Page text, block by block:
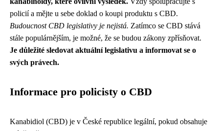
policií a mějte u sebe doklad o koupi produktu s CBD.
Budoucnost CBD legislativy je nejistá. Zatímco se CBD stává
stále populárnějším, je možné, že se budou zákony zpřísňovat.
Je důležité sledovat aktuální legislativu a informovat se o
svých právech.
Informace pro policisty o CBD
Kanabidiol (CBD) je v České republice legální, pokud obsahuje